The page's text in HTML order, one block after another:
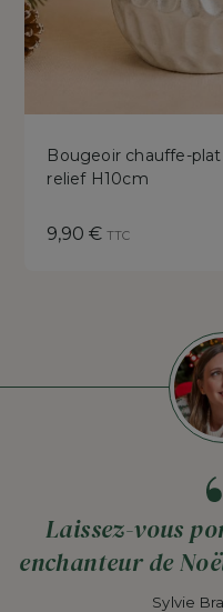
Bougeoir chauffe-
relief H10cm
Prix
9,90 € TTC
Laissez-vous
enchanteur de
Sylvie